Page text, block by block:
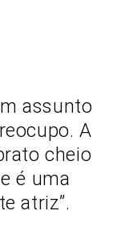
assunto
A
cheio
é uma
atriz”.